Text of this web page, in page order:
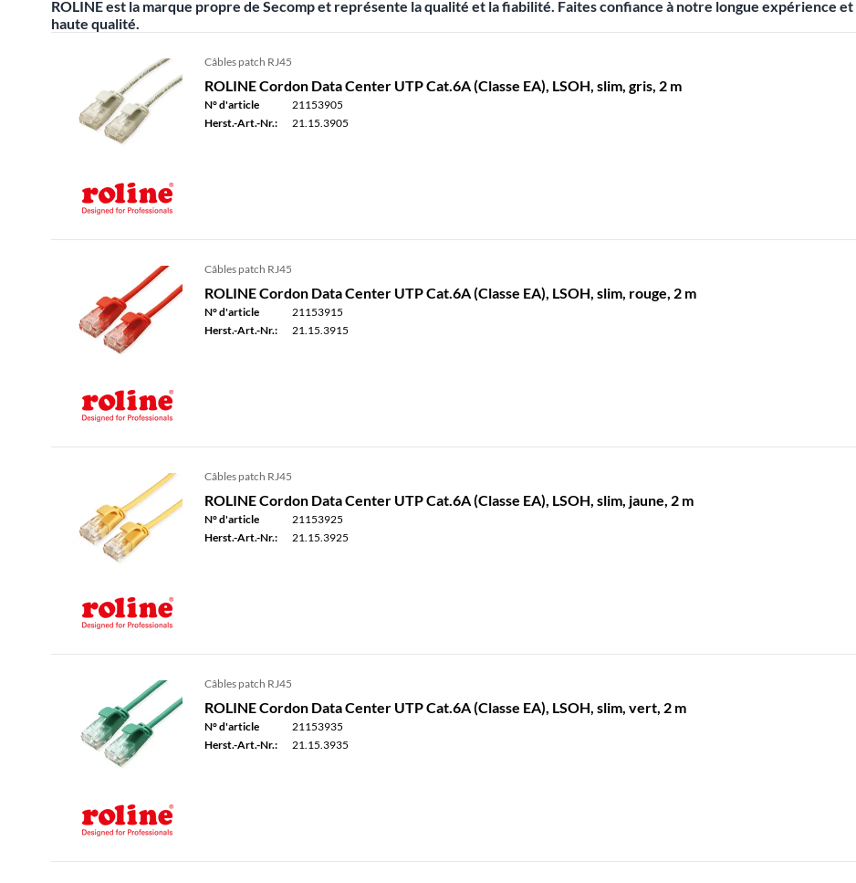
ROLINE est la marque propre de Secomp et représente la qualité et la fiabilité. Faites confiance à notre longue expérience
haute qualité.
Câbles patch RJ45
ROLINE Cordon Data Center UTP Cat.6A (Classe EA), LSOH, slim, gris, 2 m
N° d'article
21153905
Herst.-Art.-Nr.:
21.15.3905
Câbles patch RJ45
ROLINE Cordon Data Center UTP Cat.6A (Classe EA), LSOH, slim, rouge, 2 m
N° d'article
21153915
Herst.-Art.-Nr.:
21.15.3915
Câbles patch RJ45
ROLINE Cordon Data Center UTP Cat.6A (Classe EA), LSOH, slim, jaune, 2 m
N° d'article
21153925
Herst.-Art.-Nr.:
21.15.3925
Câbles patch RJ45
ROLINE Cordon Data Center UTP Cat.6A (Classe EA), LSOH, slim, vert, 2 m
N° d'article
21153935
Herst.-Art.-Nr.:
21.15.3935